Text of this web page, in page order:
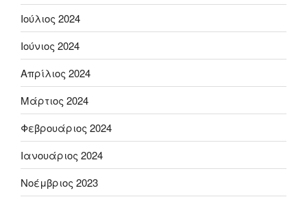
Ιούλιος 2024
Ιούνιος 2024
Απρίλιος 2024
Μάρτιος 2024
Φεβρουάριος 2024
Ιανουάριος 2024
Νοέμβριος 2023